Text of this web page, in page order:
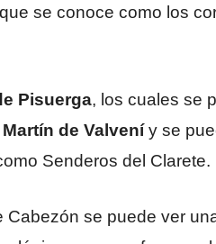
se conoce como los
Pisuerga, los cuales se
de Valveníy se
Senderos del Clarete.
se puede ver